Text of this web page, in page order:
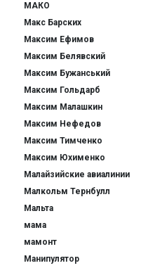
МАКО
Макс Барских
Максим Ефимов
Максим Белявский
Максим Бужанський
Максим Гольдарб
Максим Малашкин
Максим Нефедов
Максим Тимченко
Максим Юхименко
Малайзийские авиалинии
Малкольм Тернбулл
Мальта
мама
мамонт
Манипулятор